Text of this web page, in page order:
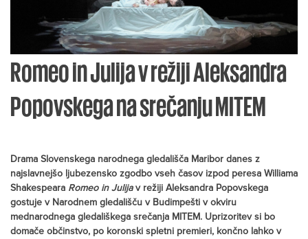
Romeo in Julija v režiji Aleksandra
Popovskega na srečanju MITEM
Drama Slovenskega narodnega gledališča Maribor danes z
najslavnejšo ljubezensko zgodbo vseh časov izpod peresa Williama
Shakespeara Romeo in Julijav režiji Aleksandra Popovskega
gostuje v Narodnem gledališču v Budimpešti v okviru
mednarodnega gledališkega srečanja MITEM. Uprizoritev si bo
domače občinstvo, po koronski spletni premieri, končno lahko v